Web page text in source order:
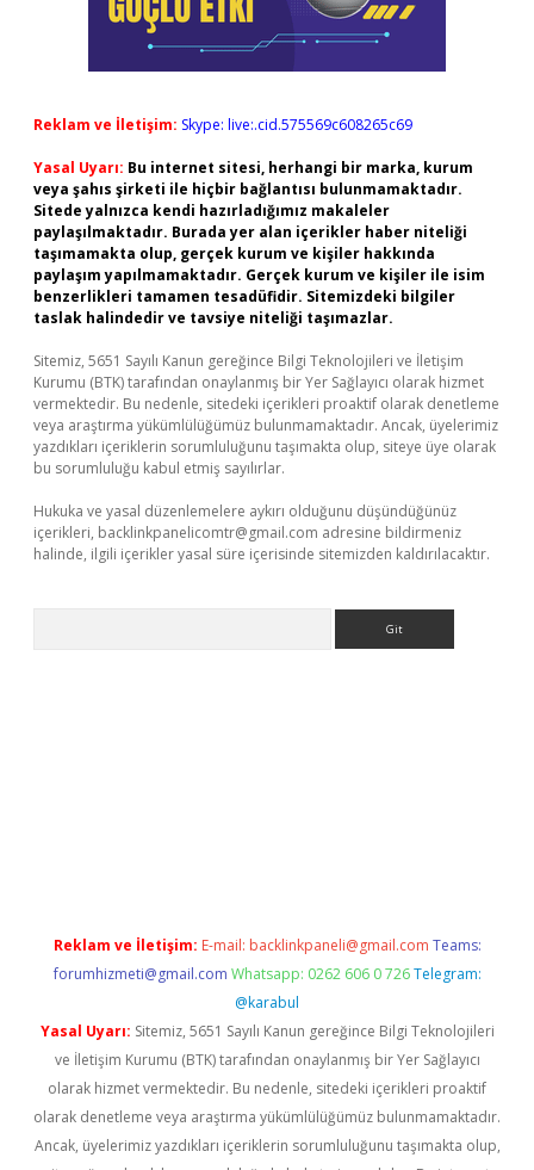
Reklam ve İletişim: Skype: live:.cid.575569c608265c69
Yasal Uyarı: Bu internet sitesi, herhangi bir marka, kurum
veya şahıs şirketi ile hiçbir bağlantısı bulunmamaktadır.
Sitede yalnızca kendi hazırladığımız makaleler
paylaşılmaktadır. Burada yer alan içerikler haber niteliği
taşımamakta olup, gerçek kurum ve kişiler hakkında
paylaşım yapılmamaktadır. Gerçek kurum ve kişiler ile isim
benzerlikleri tamamen tesadüfidir. Sitemizdeki bilgiler
taslak halindedir ve tavsiye niteliği taşımazlar.
Sitemiz, 5651 Sayılı Kanun gereğince Bilgi Teknolojileri ve İletişim
Kurumu (BTK) tarafından onaylanmış bir Yer Sağlayıcı olarak hizmet
vermektedir. Bu nedenle, sitedeki içerikleri proaktif olarak denetleme
veya araştırma yükümlülüğümüz bulunmamaktadır. Ancak, üyelerimiz
yazdıkları içeriklerin sorumluluğunu taşımakta olup, siteye üye olarak
bu sorumluluğu kabul etmiş sayılırlar.
Hukuka ve yasal düzenlemelere aykırı olduğunu düşündüğünüz
içerikleri, backlinkpanelicomtr@gmail.com adresine bildirmeniz
halinde, ilgili içerikler yasal süre içerisinde sitemizden kaldırılacaktır.
Reklam ve İletişim: E-mail: backlinkpaneli@gmail.com Teams:
forumhizmeti@gmail.com Whatsapp: 0262 606 0 726 Telegram:
@karabul
Yasal Uyarı: Sitemiz, 5651 Sayılı Kanun gereğince Bilgi Teknolojileri
ve İletişim Kurumu (BTK) tarafından onaylanmış bir Yer Sağlayıcı
olarak hizmet vermektedir. Bu nedenle, sitedeki içerikleri proaktif
olarak denetleme veya araştırma yükümlülüğümüz bulunmamaktadır.
Ancak, üyelerimiz yazdıkları içeriklerin sorumluluğunu taşımakta olup,